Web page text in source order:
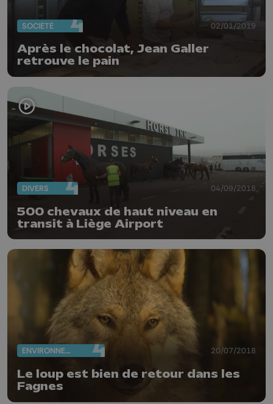
SOCIÉTÉ 02/01/2019
Après le chocolat, Jean Galler
retrouve le pain
DIVERS 04/09/2018
500 chevaux de haut niveau en
transit à Liège Airport
ENVIRONNEMENT 20/07/2018
Le loup est bien de retour dans les
Fagnes